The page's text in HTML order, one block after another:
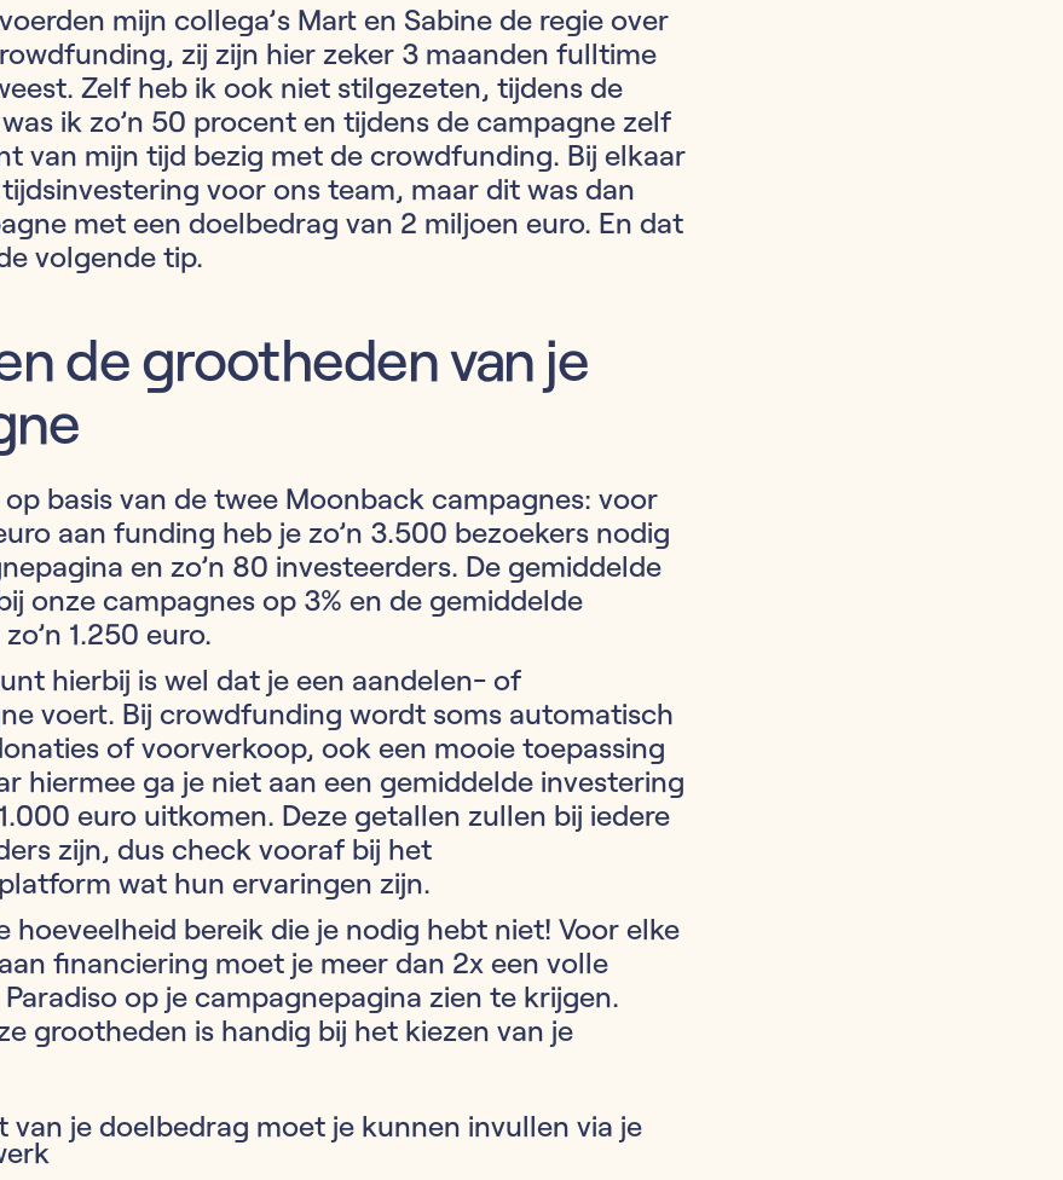
mijn collega’s Mart en Sabine de regie over
zij zijn hier zeker 3 maanden fulltime
Zelf heb ik ook niet stilgezeten, tijdens de
ik zo’n 50 procent en tijdens de campagne zelf
van mijn tijd bezig met de crowdfunding. Bij elkaar
voor ons team, maar dit was dan
met een doelbedrag van 2 miljoen euro. En dat
volgende tip.
de grootheden van je
basis van de twee Moonback campagnes: voor
aan funding heb je zo’n 3.500 bezoekers nodig
en zo’n 80 investeerders. De gemiddelde
onze campagnes op 3% en de gemiddelde
1.250 euro.
hierbij is wel dat je een aandelen- of
voert. Bij crowdfunding wordt soms automatisch
of voorverkoop, ook een mooie toepassing
hiermee ga je niet aan een gemiddelde investering
euro uitkomen. Deze getallen zullen bij iedere
zijn, dus check vooraf bij het
wat hun ervaringen zijn.
hoeveelheid bereik die je nodig hebt niet! Voor elke
financiering moet je meer dan 2x een volle
op je campagnepagina zien te krijgen.
grootheden is handig bij het kiezen van je
van je doelbedrag moet je kunnen invullen via je